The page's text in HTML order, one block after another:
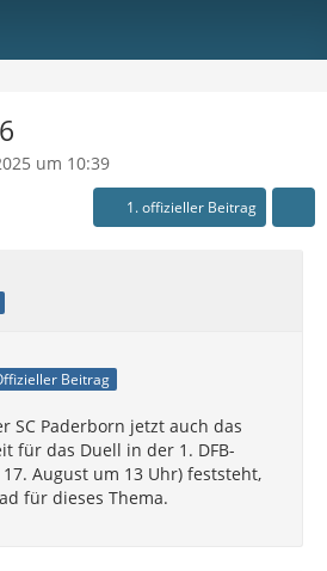
um 10:39
1. offizieller Beitrag
Beitrag
SC Paderborn jetzt auch das
für das Duell in der 1. DFB-
August um 13 Uhr) feststeht,
für dieses Thema.